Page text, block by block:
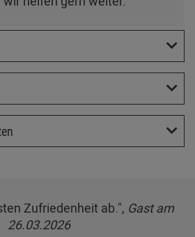
Zufriedenheit ab.", Gast am
26.03.2026